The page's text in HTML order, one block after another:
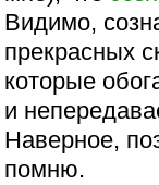
Видимо,
прекрасных
которые
и
Наверное,
помню.